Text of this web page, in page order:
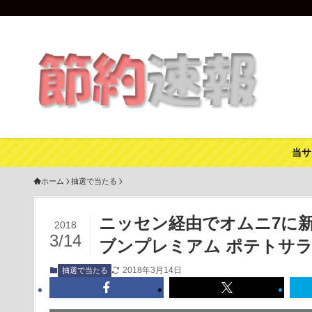
当
ホーム 抽選で当たる
ニッセン経由でオムニ7に
ブンプレミアム ポテトサ
2018
3/14
抽選で当たる 2018年3月14日